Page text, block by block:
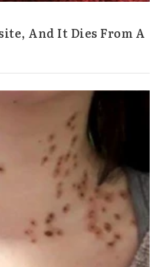
And It Dies From A